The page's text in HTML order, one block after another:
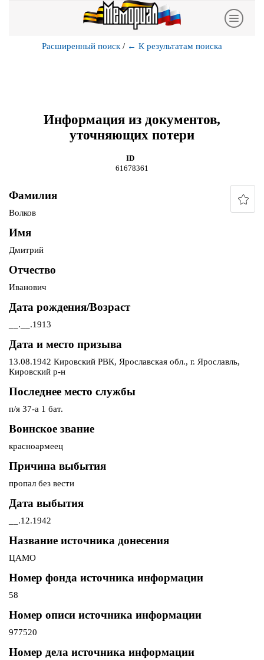
Расширенный поиск / ← К результатам поиска
Информация из документов,
уточняющих потери
ID
61678361
Фамилия
Волков
Имя
Дмитрий
Отчество
Иванович
Дата рождения/Возраст
__.__.1913
Дата и место призыва
13.08.1942 Кировский РВК, Ярославская обл., г. Ярославль,
Кировский р-н
Последнее место службы
п/я 37-а 1 бат.
Воинское звание
красноармеец
Причина выбытия
пропал без вести
Дата выбытия
__.12.1942
Название источника донесения
ЦАМО
Номер фонда источника информации
58
Номер описи источника информации
977520
Номер дела источника информации